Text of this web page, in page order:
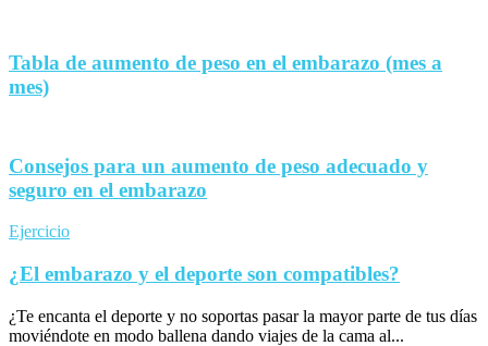
Tabla de aumento de peso en el embarazo (mes a
mes)
Consejos para un aumento de peso adecuado y
seguro en el embarazo
Ejercicio
¿El embarazo y el deporte son compatibles?
¿Te encanta el deporte y no soportas pasar la mayor parte de tus días
moviéndote en modo ballena dando viajes de la cama al...